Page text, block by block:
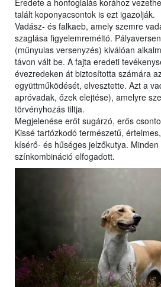
talált koponyacsontok is ezt igazolják.
Vadász- és falkaeb, amely szemre
szaglása figyelemreméltó.
(műnyulas versenyzés) kiválóan
távon vált be. A fajta eredeti
évezredeken át biztosította számára
együttműködését, elvesztette. Azt a
apróvadak, őzek elejtése), amelyre
törvényhozás tiltja.
Megjelenése erőt sugárzó, erős
Kissé tartózkodó természetű,
kísérő- és hűséges jelzőkutya.
színkombináció elfogadott.